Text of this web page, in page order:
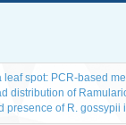
leaf spot: PCR‑based
distribution of
presence of R. gossypii